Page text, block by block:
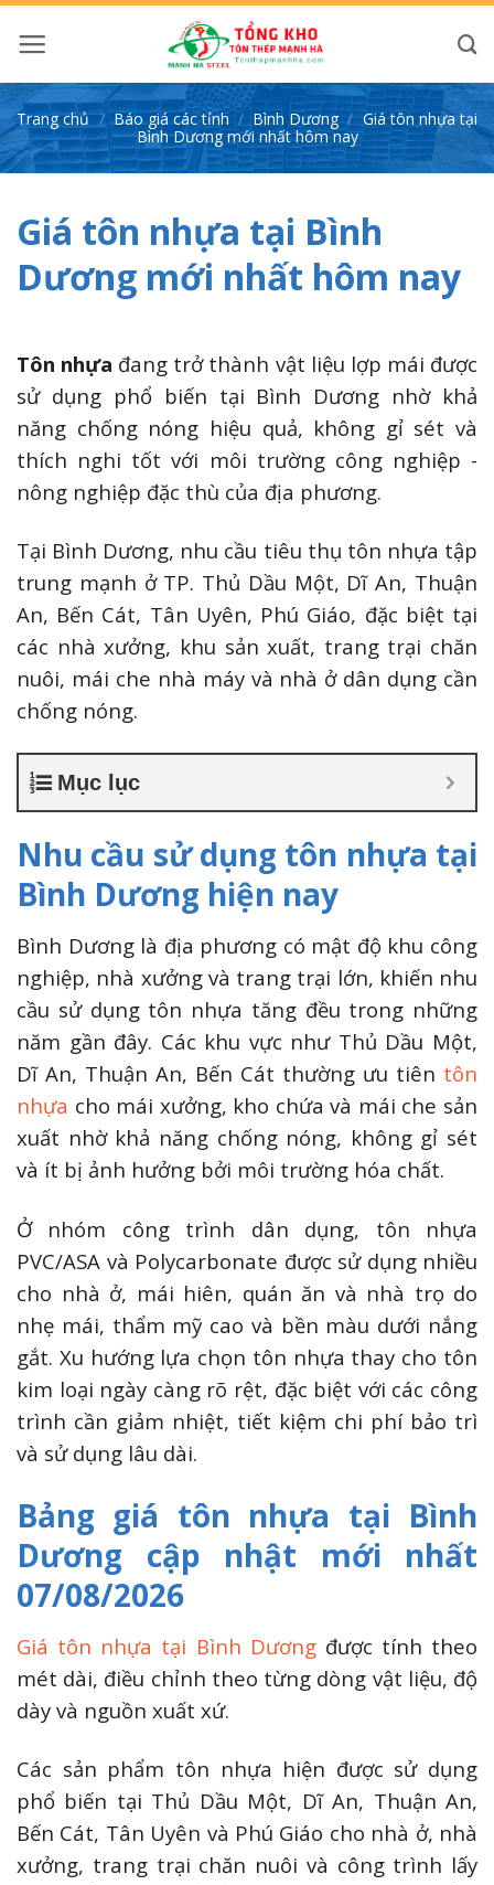
qua
nội
dung
Trang chủ / Báo giá các tỉnh / Bình Dương / Giá tôn nhựa tại
Bình Dương mới nhất hôm nay
Giá tôn nhựa tại Bình
Dương mới nhất hôm nay
Tôn nhựa đang trở thành vật liệu lợp mái được
sử dụng phổ biến tại Bình Dương nhờ khả
năng chống nóng hiệu quả, không gỉ sét và
thích nghi tốt với môi trường công nghiệp -
nông nghiệp đặc thù của địa phương.
Tại Bình Dương, nhu cầu tiêu thụ tôn nhựa tập
trung mạnh ở TP. Thủ Dầu Một, Dĩ An, Thuận
An, Bến Cát, Tân Uyên, Phú Giáo, đặc biệt tại
các nhà xưởng, khu sản xuất, trang trại chăn
nuôi, mái che nhà máy và nhà ở dân dụng cần
chống nóng.
Mục lục
Nhu cầu sử dụng tôn nhựa tại
Bình Dương hiện nay
Bình Dương là địa phương có mật độ khu công
nghiệp, nhà xưởng và trang trại lớn, khiến nhu
cầu sử dụng tôn nhựa tăng đều trong những
năm gần đây. Các khu vực như Thủ Dầu Một,
Dĩ An, Thuận An, Bến Cát thường ưu tiên tôn
nhựa cho mái xưởng, kho chứa và mái che sản
xuất nhờ khả năng chống nóng, không gỉ sét
và ít bị ảnh hưởng bởi môi trường hóa chất.
Ở nhóm công trình dân dụng, tôn nhựa
PVC/ASA và Polycarbonate được sử dụng nhiều
cho nhà ở, mái hiên, quán ăn và nhà trọ do
nhẹ mái, thẩm mỹ cao và bền màu dưới nắng
gắt. Xu hướng lựa chọn tôn nhựa thay cho tôn
kim loại ngày càng rõ rệt, đặc biệt với các công
trình cần giảm nhiệt, tiết kiệm chi phí bảo trì
và sử dụng lâu dài.
Bảng giá tôn nhựa tại Bình
Dương cập nhật mới nhất
07/08/2026
Giá tôn nhựa tại Bình Dươngđược tính theo
mét dài, điều chỉnh theo từng dòng vật liệu, độ
dày và nguồn xuất xứ.
Các sản phẩm tôn nhựa hiện được sử dụng
phổ biến tại Thủ Dầu Một, Dĩ An, Thuận An,
Bến Cát, Tân Uyên và Phú Giáo cho nhà ở, nhà
xưởng, trang trại chăn nuôi và công trình lấy